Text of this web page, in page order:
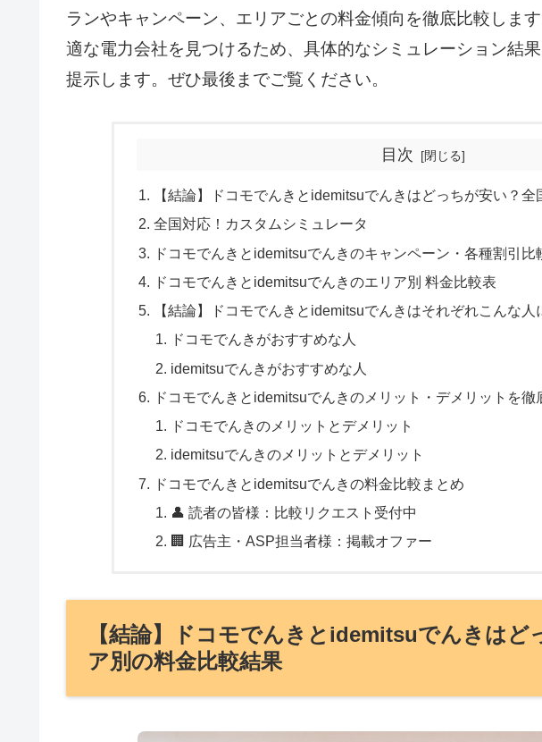
ランやキャンペーン、エリアごとの料金傾向を徹底比較しま
適な電力会社を見つけるため、具体的なシミュレーション結
提示します。ぜひ最後までご覧ください。
目次
【結論】ドコモでんきとidemitsuでんきはどっちが安い？
全国対応！カスタムシミュレータ
ドコモでんきとidemitsuでんきのキャンペーン・各種割引比
ドコモでんきとidemitsuでんきのエリア別 料金比較表
【結論】ドコモでんきとidemitsuでんきはそれぞれこんな人
ドコモでんきがおすすめな人
idemitsuでんきがおすすめな人
ドコモでんきとidemitsuでんきのメリット・デメリットを徹
ドコモでんきのメリットとデメリット
idemitsuでんきのメリットとデメリット
ドコモでんきとidemitsuでんきの料金比較まとめ
👤 読者の皆様：比較リクエスト受付中
🏢 広告主・ASP担当者様：掲載オファー
【結論】ドコモでんきとidemitsuでんきはど
ア別の料金比較結果